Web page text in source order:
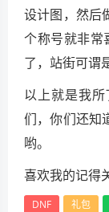
设计图，然后
个称号就非常
了，站街可谓
以上就是我
们，你们还知
哟。
喜欢我的记得
DNF 礼包